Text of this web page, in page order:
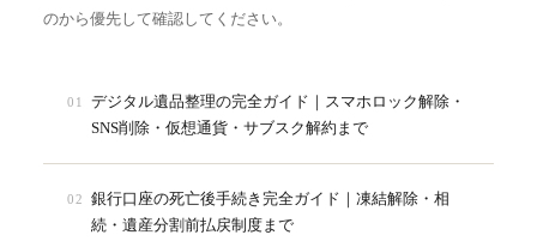
のから優先して確認してください。
01
デジタル遺品整理の完全ガイド｜スマホロック解除・
SNS削除・仮想通貨・サブスク解約まで
02
銀行口座の死亡後手続き完全ガイド｜凍結解除・相
続・遺産分割前払戻制度まで